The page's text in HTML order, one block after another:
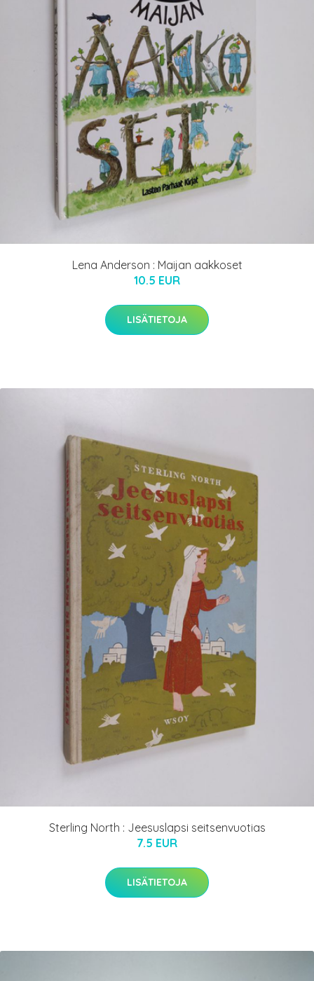
Lena Anderson : Maijan aakkoset
10.5 EUR
LISÄTIETOJA
Sterling North : Jeesuslapsi seitsenvuotias
7.5 EUR
LISÄTIETOJA